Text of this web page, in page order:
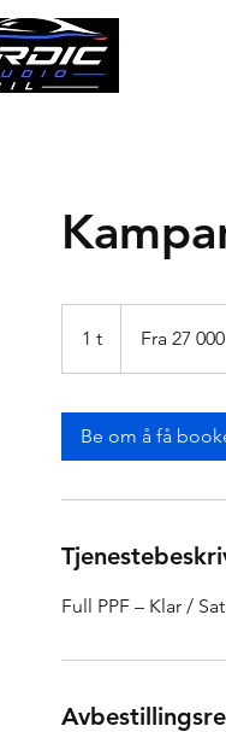
1 t
norskeFra 27
Be om å få
Full PPF – Klar /